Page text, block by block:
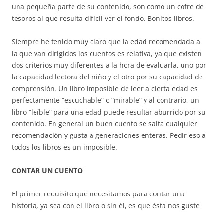
una pequeña parte de su contenido, son como un cofre de
tesoros al que resulta difícil ver el fondo. Bonitos libros.
Siempre he tenido muy claro que la edad recomendada a
la que van dirigidos los cuentos es relativa, ya que existen
dos criterios muy diferentes a la hora de evaluarla, uno por
la capacidad lectora del niño y el otro por su capacidad de
comprensión. Un libro imposible de leer a cierta edad es
perfectamente “escuchable” o “mirable” y al contrario, un
libro “leíble” para una edad puede resultar aburrido por su
contenido. En general un buen cuento se salta cualquier
recomendación y gusta a generaciones enteras. Pedir eso a
todos los libros es un imposible.
CONTAR UN CUENTO
El primer requisito que necesitamos para contar una
historia, ya sea con el libro o sin él, es que ésta nos guste